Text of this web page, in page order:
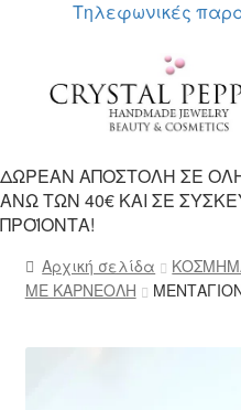
Τηλεφωνικές
μετάβαση
στην
πλοήγηση
σε
περιεχόμενο
ΠΡΟΙΟΝΤΑ
ΙΔΙΟΤΗΤΕΣ
ΔΩΡΕΑΝ ΑΠΟΣΤΟΛΗ ΣΕ
ΑΝΩ ΤΩΝ 40€ ΚΑΙ ΣΕ
ΠΡΟΪΟΝΤΑ!
Αρχική σελίδα
ΜΕ ΚΑΡΝΕΟΛΗ